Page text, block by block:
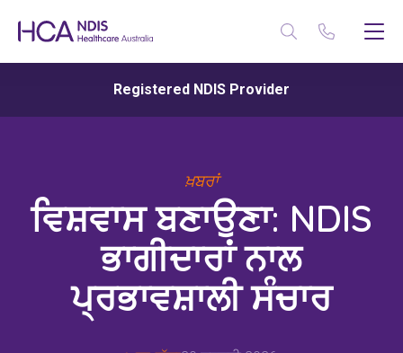
Registered NDIS Provider
ਖ਼ਬਰਾਂ
ਵਿਸ਼ਵਾਸ ਬਣਾਉਣਾ: NDIS
ਭਾਗੀਦਾਰਾਂ ਨਾਲ
ਪ੍ਰਭਾਵਸ਼ਾਲੀ ਸੰਚਾਰ